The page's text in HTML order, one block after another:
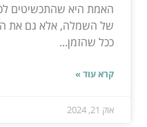
האמת היא שהתכשיטים
של השמלה, אלא גם את
ככל שהזמן...
קרא עוד »
אוק 21, 2024